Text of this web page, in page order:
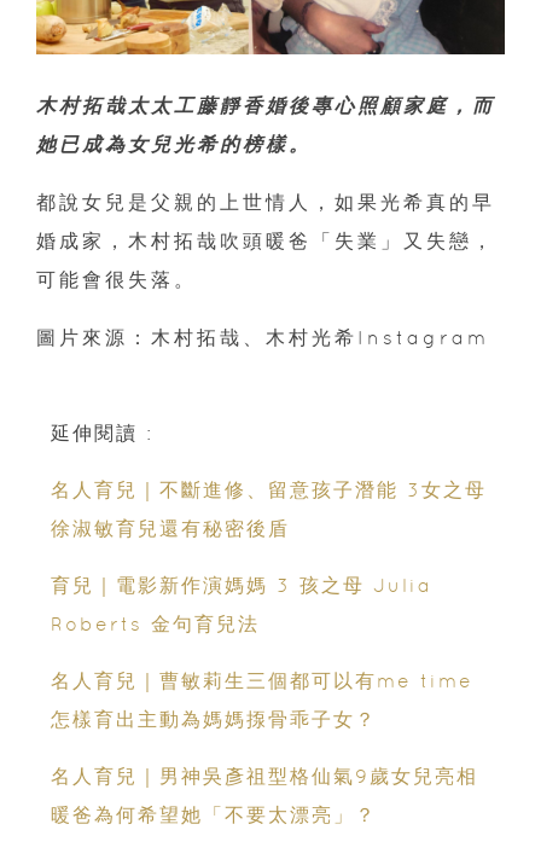
木村拓哉太太工藤靜香婚後專心照顧家庭，而
她已成為女兒光希的榜樣。
都說女兒是父親的上世情人，如果光希真的早
婚成家，木村拓哉吹頭暖爸「失業」又失戀，
可能會很失落。
圖片來源：木村拓哉、木村光希Instagram
延伸閱讀 :
名人育兒｜不斷進修、留意孩子潛能 3女之母
徐淑敏育兒還有秘密後盾
育兒｜電影新作演媽媽 3 孩之母 Julia
Roberts 金句育兒法
名人育兒｜曹敏莉生三個都可以有me time
怎樣育出主動為媽媽揼骨乖子女？
名人育兒｜男神吳彥祖型格仙氣9歲女兒亮相
暖爸為何希望她「不要太漂亮」？